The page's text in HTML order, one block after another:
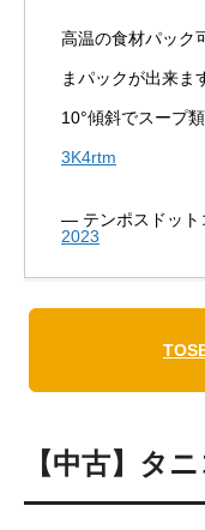
高温の食材パック
まパックが出来ま
10°傾斜でスープ
3K4rtm
— テンポスドット
2023
【中古】タ